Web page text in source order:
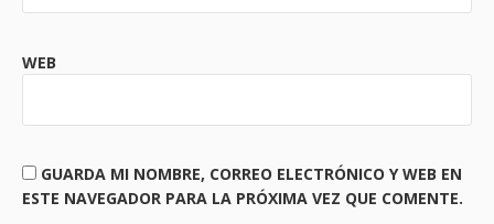
WEB
GUARDA MI NOMBRE, CORREO ELECTRÓNICO Y WEB EN
ESTE NAVEGADOR PARA LA PRÓXIMA VEZ QUE COMENTE.